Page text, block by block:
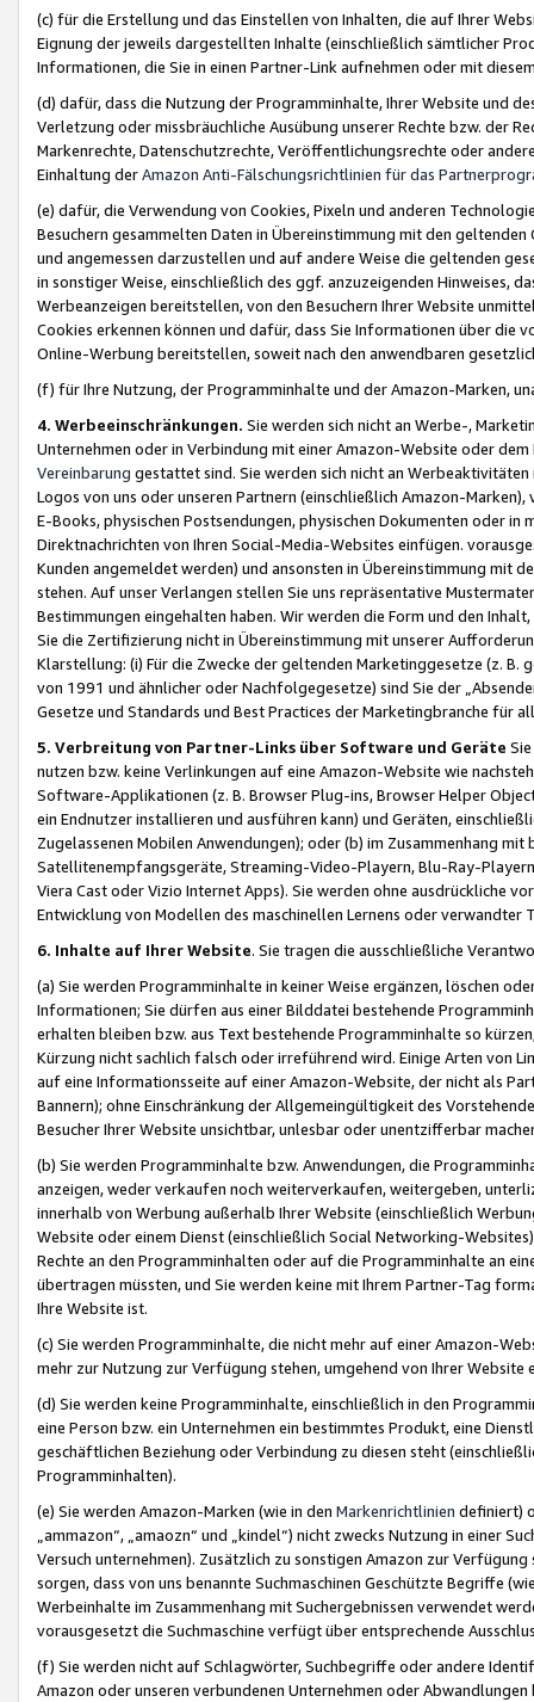
(c) für die Erstellung und das Einstellen von Inhalten, die auf Ihrer
Eignung der jeweils dargestellten Inhalte (einschließlich sämtlicher
Informationen, die Sie in einen Partner-Link aufnehmen oder mit
(d) dafür, dass die Nutzung der Programminhalte, Ihrer Website und
Verletzung oder missbräuchliche Ausübung unserer Rechte bzw. der
Markenrechte, Datenschutzrechte, Veröffentlichungsrechte oder
Einhaltung derAmazon Anti-Fälschungsrichtlinien für das
(e) dafür, die Verwendung von Cookies, Pixeln und anderen
Besuchern gesammelten Daten in Übereinstimmung mit den
und angemessen darzustellen und auf andere Weise die geltenden
in sonstiger Weise, einschließlich des ggf. anzuzeigenden Hinweises,
Werbeanzeigen bereitstellen, von den Besuchern Ihrer Website
Cookies erkennen können und dafür, dass Sie Informationen über die
Online-Werbung bereitstellen, soweit nach den anwendbaren
(f) für Ihre Nutzung, der Programminhalte und der Amazon-Marken,
4. Werbeeinschränkungen. Sie werden sich nicht an Werbe-,
Unternehmen oder in Verbindung mit einer Amazon-Website oder
Vereinbarung gestattet sind. Sie werden sich nicht an
Logos von uns oder unseren Partnern (einschließlich Amazon-
E-Books, physischen Postsendungen, physischen Dokumenten oder in
Direktnachrichten von Ihren Social-Media-Websites einfügen.
Kunden angemeldet werden) und ansonsten in Übereinstimmung mit
stehen. Auf unser Verlangen stellen Sie uns repräsentative
Bestimmungen eingehalten haben. Wir werden die Form und den
Sie die Zertifizierung nicht in Übereinstimmung mit unserer
Klarstellung: (i) Für die Zwecke der geltenden Marketinggesetze (z. B.
von 1991 und ähnlicher oder Nachfolgegesetze) sind Sie der
Gesetze und Standards und Best Practices der Marketingbranche für
5. Verbreitung von Partner-Links über Software und Geräte
nutzen bzw. keine Verlinkungen auf eine Amazon-Website wie
Software-Applikationen (z. B. Browser Plug-ins, Browser Helper
ein Endnutzer installieren und ausführen kann) und Geräten,
Zugelassenen Mobilen Anwendungen); oder (b) im Zusammenhang
Satellitenempfangsgeräte, Streaming-Video-Playern, Blu-Ray-
Viera Cast oder Vizio Internet Apps). Sie werden ohne ausdrückliche
Entwicklung von Modellen des maschinellen Lernens oder
6. Inhalte auf Ihrer Website. Sie tragen die ausschließliche
(a) Sie werden Programminhalte in keiner Weise ergänzen, löschen
Informationen; Sie dürfen aus einer Bilddatei bestehende
erhalten bleiben bzw. aus Text bestehende Programminhalte so
Kürzung nicht sachlich falsch oder irreführend wird. Einige Arten von
auf eine Informationsseite auf einer Amazon-Website, der nicht als
Bannern); ohne Einschränkung der Allgemeingültigkeit des
Besucher Ihrer Website unsichtbar, unlesbar oder unentzifferbar
(b) Sie werden Programminhalte bzw. Anwendungen, die
anzeigen, weder verkaufen noch weiterverkaufen, weitergeben,
innerhalb von Werbung außerhalb Ihrer Website (einschließlich
Website oder einem Dienst (einschließlich Social Networking-
Rechte an den Programminhalten oder auf die Programminhalte an
übertragen müssten, und Sie werden keine mit Ihrem Partner-Tag
Ihre Website ist.
(c) Sie werden Programminhalte, die nicht mehr auf einer Amazon-
mehr zur Nutzung zur Verfügung stehen, umgehend von Ihrer
(d) Sie werden keine Programminhalte, einschließlich in den
eine Person bzw. ein Unternehmen ein bestimmtes Produkt, eine
geschäftlichen Beziehung oder Verbindung zu diesen steht
Programminhalten).
(e) Sie werden Amazon-Marken (wie in den Markenrichtlinien definiert)
„ammazon“, „amaozn“ und „kindel“) nicht zwecks Nutzung in einer
Versuch unternehmen). Zusätzlich zu sonstigen Amazon zur
sorgen, dass von uns benannte Suchmaschinen Geschützte Begriffe
Werbeinhalte im Zusammenhang mit Suchergebnissen verwendet
vorausgesetzt die Suchmaschine verfügt über entsprechende
(f) Sie werden nicht auf Schlagwörter, Suchbegriffe oder andere
Amazon oder unseren verbundenen Unternehmen oder